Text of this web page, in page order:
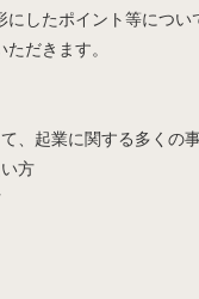
したポイント等につ
だきます。
、起業に関する多くの
方